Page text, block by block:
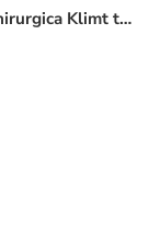
Cuffietta chirurgica Klimt triangoli nero